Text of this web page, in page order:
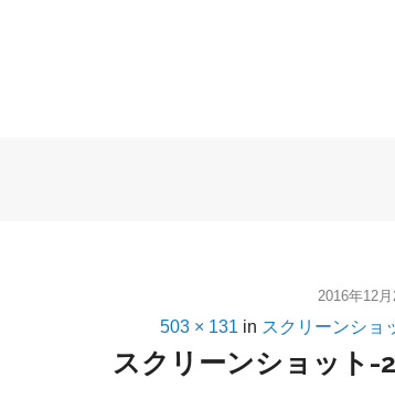
2016年12月
503 × 131 in スクリーンショ
スクリーンショット-